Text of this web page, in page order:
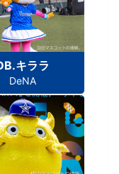
キララ
DeNA